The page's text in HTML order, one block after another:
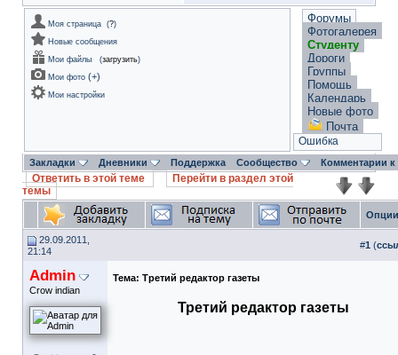
Моя страница (?)
Новые сообщения
Мои файлы
(загрузить)
Мои фото (+)
Мои настройки
Форумы
Фотогалерея
Студенту
Дороги
Группы
Помощь
Календарь
Новые фото
Почта
Ошибка
Закладки Дневники Поддержка Сообщество Комментарии
Ответить в этой теме
Перейти в раздел этой
темы
29.09.2011,
21:14
#1 (
Admin
Crow indian
Тема: Третий редактор газеты
Третий редактор газеты